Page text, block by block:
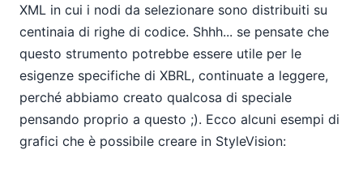
XML in cui i nodi da selezionare sono distribuiti su
centinaia di righe di codice. Shhh... se pensate che
questo strumento potrebbe essere utile per le
esigenze specifiche di XBRL, continuate a leggere,
perché abbiamo creato qualcosa di speciale
pensando proprio a questo ;). Ecco alcuni esempi di
grafici che è possibile creare in StyleVision: